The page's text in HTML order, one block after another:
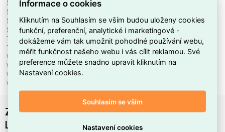
Stmívatelné:
Stupeň krytí (IP):
Světelný tok:
2400 lm
Světelný zdroj:
LED neměnitelný
Teplota barvy.:
3000-4000 K
Třída ochrany:
Včetně svět. zdroje:
ano
Vhodné pro počet svět. zdrojů:
1
Vhodné pro výkon světel. zdroje:
Výška/hloubka:
Závěsné svítidlo Cascade 31W MOD132PL-
L30BK - MAYTONI
Informace o cookies
Kliknutím na Souhlasím se vším budou uloženy cookies
funkční, preferenční, analytické i marketingové -
dokážeme vám tak umožnit pohodlné používání webu,
měřit funkčnost našeho webu i vás cílit reklamou. Své
preference můžete snadno upravit kliknutím na
Nastavení cookies.
Souhlasím se vším
Nastavení cookies